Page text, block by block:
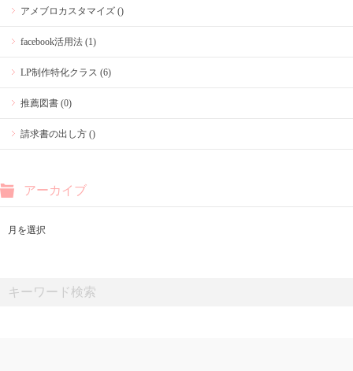
アメブロカスタマイズ ()
facebook活用法 (1)
LP制作特化クラス (6)
推薦図書 (0)
請求書の出し方 ()
アーカイブ